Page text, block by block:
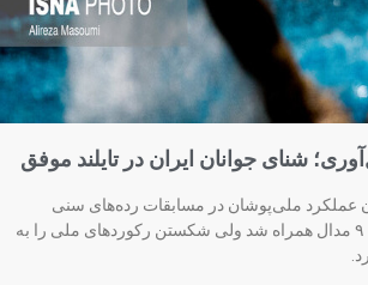
شنای جوانان ایران در تایلند موفق
ملی‌پوشان در مسابقات رده‌های سنی
قهرمانی آسیا که با کسب ۹ مدال همراه شد ولی شکستن رکوردهای ملی را به